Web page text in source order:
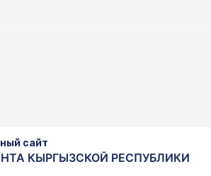
сайт
КЫРГЫЗСКОЙ РЕСПУБЛИКИ